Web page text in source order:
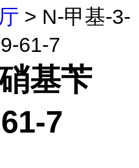
> N-甲基-3-
61-7
基苄
7